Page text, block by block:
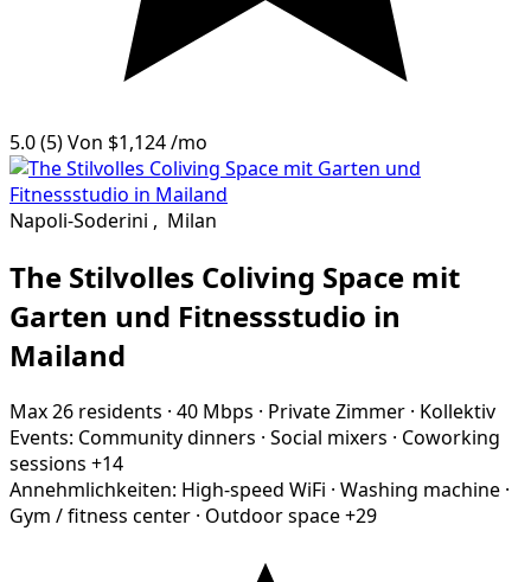
5.0(5)Von $1,124/mo
Napoli-Soderini , Milan
The Stilvolles Coliving Space mit
Garten und Fitnessstudio in
Mailand
Max 26 residents · 40 Mbps · Private Zimmer · Kollektiv
Events: Community dinners · Social mixers · Coworking
sessions +14
Annehmlichkeiten: High-speed WiFi · Washing machine ·
Gym / fitness center · Outdoor space+29